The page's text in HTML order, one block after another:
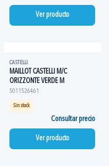
Ver producto
CASTELLI
MAILLOT CASTELLI M/C
ORIZZONTE VERDE M
5011526461
Sin stock
Consultar precio
Ver producto